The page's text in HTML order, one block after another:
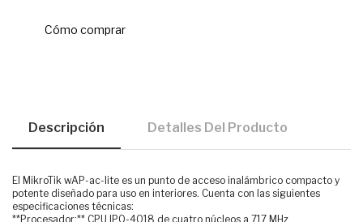
Cómo comprar
Descripción Detalles Del Producto
El MikroTik wAP-ac-lite es un punto de acceso inalámbrico compacto y
potente diseñado para uso en interiores. Cuenta con las siguientes
especificaciones técnicas:
**Procesador:** CPU IPQ-4018 de cuatro núcleos a 717 MHz